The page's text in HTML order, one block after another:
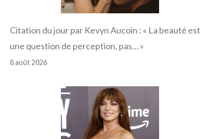
Citation du jour par Kevyn Aucoin : « La beauté est
une question de perception, pas… »
8 août 2026